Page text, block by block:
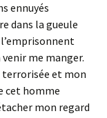
ennuyés
dans la gueule
me manger.
terrorisée et mon
cet homme
mon regard